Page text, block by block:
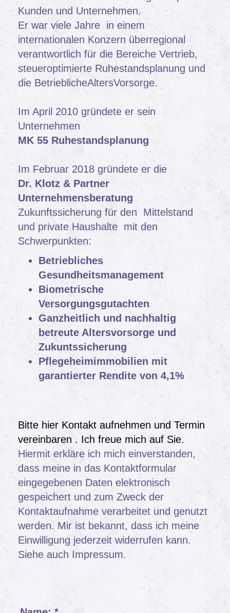
Kunden und Unternehmen.
Er war viele Jahre in einem
internationalen Konzern überregional
verantwortlich für die Bereiche Vertrieb,
steueroptimierte Ruhestandsplanung und
die BetrieblicheAltersVorsorge.
Im April 2010 gründete er sein
Unternehmen
MK 55 Ruhestandsplanung
Im Februar 2018 gründete er die
Dr. Klotz & Partner
Unternehmensberatung
Zukunftssicherung für den Mittelstand
und private Haushalte mit den
Schwerpunkten:
Betriebliches
Gesundheitsmanagement
Biometrische
Versorgungsgutachten
Ganzheitlich und nachhaltig
betreute Altersvorsorge und
Zukuntssicherung
Pflegeheimimmobilien mit
garantierter Rendite von 4,1%
Bitte hier Kontakt aufnehmen und Termin
vereinbaren . Ich freue mich auf Sie.
Hiermit erkläre ich mich einverstanden,
dass meine in das Kontaktformular
eingegebenen Daten elektronisch
gespeichert und zum Zweck der
Kontaktaufnahme verarbeitet und genutzt
werden. Mir ist bekannt, dass ich meine
Einwilligung jederzeit widerrufen kann.
Siehe auch Impressum.